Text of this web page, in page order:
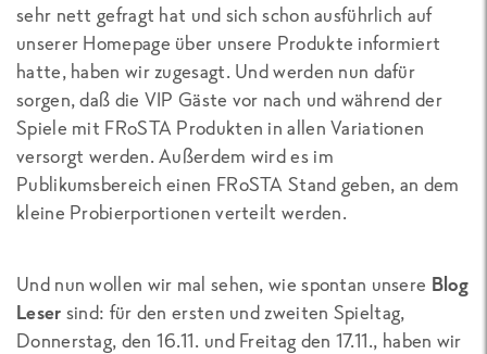
sehr nett gefragt hat und sich schon ausführlich auf
unserer Homepage über unsere Produkte informiert
hatte, haben wir zugesagt. Und werden nun dafür
sorgen, daß die VIP Gäste vor nach und während der
Spiele mit FRoSTA Produkten in allen Variationen
versorgt werden. Außerdem wird es im
Publikumsbereich einen FRoSTA Stand geben, an dem
kleine Probierportionen verteilt werden.
Und nun wollen wir mal sehen, wie spontan unsere Blog
Leser sind: für den ersten und zweiten Spieltag,
Donnerstag, den 16.11. und Freitag den 17.11., haben wir